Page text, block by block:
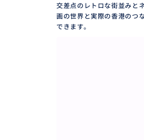
交差点のレトロな街並みと
画の世界と実際の香港のつ
できます。